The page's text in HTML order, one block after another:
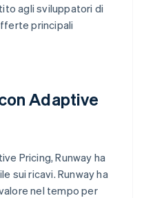
agli sviluppatori di
principali
Adaptive
Pricing, Runway ha
sui ricavi. Runway ha
nel tempo per